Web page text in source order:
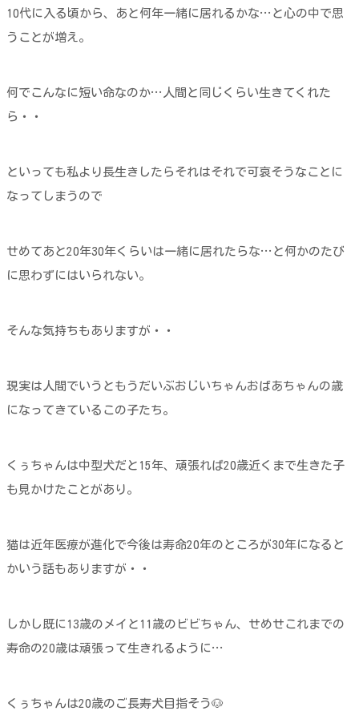
10代に入る頃から、あと何年一緒に居れるかな…と心の中で思
うことが増え。
何でこんなに短い命なのか…人間と同じくらい生きてくれた
ら・・
といっても私より長生きしたらそれはそれで可哀そうなことに
なってしまうので
せめてあと20年30年くらいは一緒に居れたらな…と何かのたび
に思わずにはいられない。
そんな気持ちもありますが・・
現実は人間でいうともうだいぶおじいちゃんおばあちゃんの歳
になってきているこの子たち。
くぅちゃんは中型犬だと15年、頑張れば20歳近くまで生きた子
も見かけたことがあり。
猫は近年医療が進化で今後は寿命20年のところが30年になると
かいう話もありますが・・
しかし既に13歳のメイと11歳のビビちゃん、せめせこれまでの
寿命の20歳は頑張って生きれるように…
くぅちゃんは20歳のご長寿犬目指そう🐶